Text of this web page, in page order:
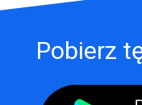
Pobierz